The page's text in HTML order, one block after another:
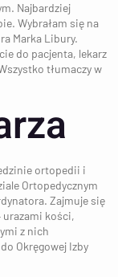
Najbardziej
Wybrałam się na
Marka Libury.
do pacjenta, lekarz
tłumaczy w
ortopedii i
Ortopedycznym
Zajmuje się
urazami kości,
z nich
Okręgowej Izby